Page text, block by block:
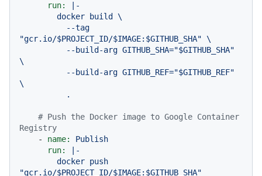
run:
|-
"gcr.io/$PROJECT_ID/$IMAGE:$GITHUB_SHA" \
\
\
# Push the Docker image to Google Container
Registry
-
name:
Publish
run:
|-